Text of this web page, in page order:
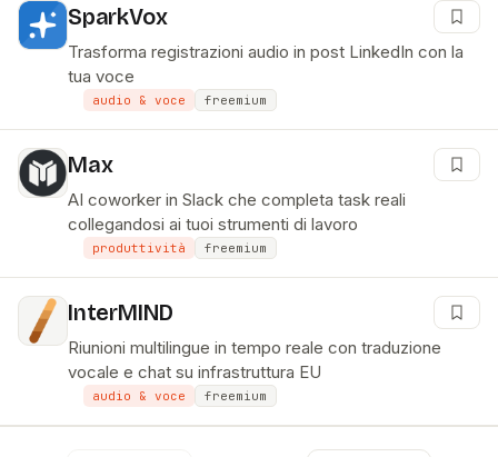
SparkVox
Trasforma registrazioni audio in post LinkedIn con la
tua voce
audio & voce freemium
Max
AI coworker in Slack che completa task reali
collegandosi ai tuoi strumenti di lavoro
produttività freemium
InterMIND
Riunioni multilingue in tempo reale con traduzione
vocale e chat su infrastruttura EU
audio & voce freemium